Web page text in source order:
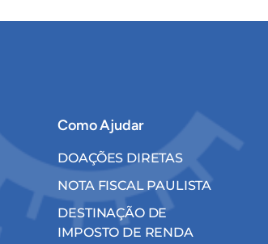
Como Ajudar
DOAÇÕES DIRETAS
NOTA FISCAL PAULISTA
DESTINAÇÃO DE
IMPOSTO DE RENDA